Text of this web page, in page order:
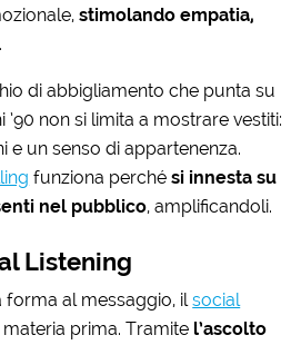
stimolando empatia,
.
di abbigliamento che punta su
non si limita a mostrare vestiti:
e un senso di appartenenza.
funziona perchési innesta su
nel pubblico, amplificandoli.
Listening
forma al messaggio, ilsocial
prima. Tramite l’ascolto